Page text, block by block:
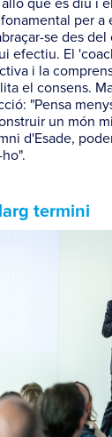
que es diu i
per a
se des
efectiu. El
i la
el consens.
"Pensa
un món
d'Esade,
termini